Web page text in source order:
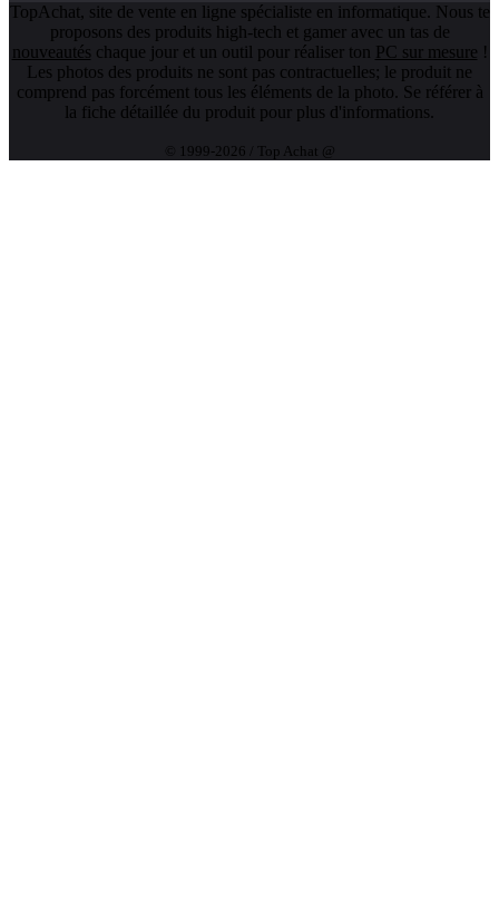
TopAchat, site de vente en ligne spécialiste en informatique. Nous te
proposons des produits high-tech et gamer avec un tas de
nouveautés chaque jour et un outil pour réaliser ton PC sur mesure !
Les photos des produits ne sont pas contractuelles; le produit ne
comprend pas forcément tous les éléments de la photo. Se référer à
la fiche détaillée du produit pour plus d'informations.
© 1999-2026 / Top Achat @